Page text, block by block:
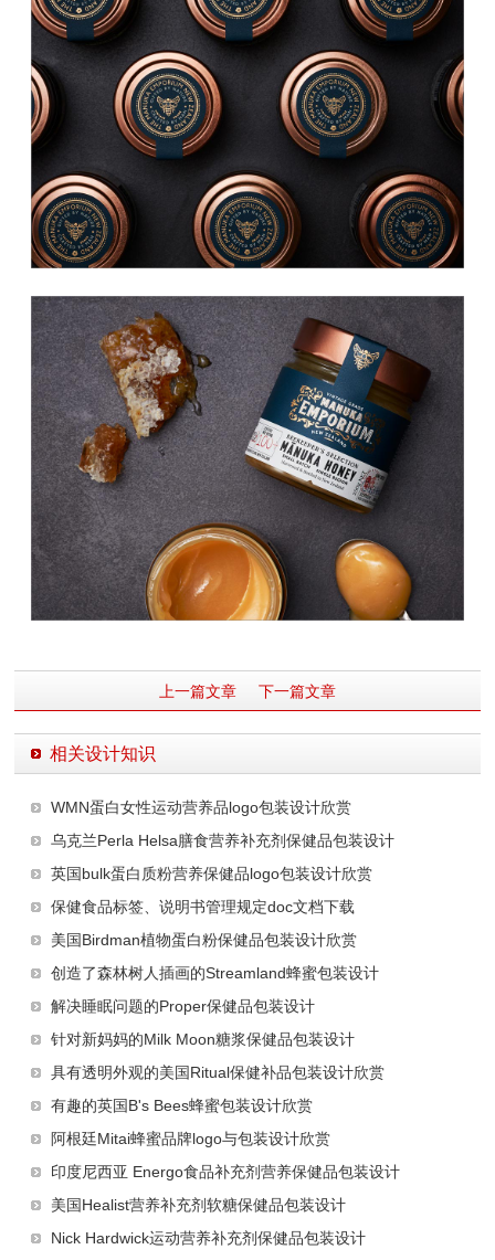
上一篇文章 下一篇文章
相关设计知识
WMN蛋白女性运动营养品logo包装设计欣赏
乌克兰Perla Helsa膳食营养补充剂保健品包装设计
英国bulk蛋白质粉营养保健品logo包装设计欣赏
保健食品标签、说明书管理规定doc文档下载
美国Birdman植物蛋白粉保健品包装设计欣赏
创造了森林树人插画的Streamland蜂蜜包装设计
解决睡眠问题的Proper保健品包装设计
针对新妈妈的Milk Moon糖浆保健品包装设计
具有透明外观的美国Ritual保健补品包装设计欣赏
有趣的英国B's Bees蜂蜜包装设计欣赏
阿根廷Mitai蜂蜜品牌logo与包装设计欣赏
印度尼西亚 Energo食品补充剂营养保健品包装设计
美国Healist营养补充剂软糖保健品包装设计
Nick Hardwick运动营养补充剂保健品包装设计